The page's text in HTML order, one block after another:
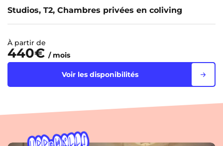
Studios, T2, Chambres privées en coliving
À partir de
440€/ mois
Voir les disponibilités